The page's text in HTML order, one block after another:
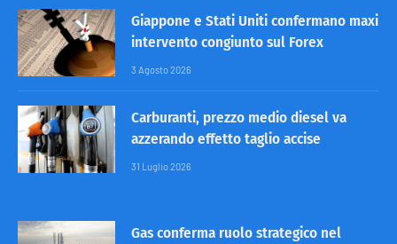
Giappone e Stati Uniti confermano maxi
intervento congiunto sul Forex
3 Agosto 2026
Carburanti, prezzo medio diesel va
azzerando effetto taglio accise
31 Luglio 2026
Gas conferma ruolo strategico nel